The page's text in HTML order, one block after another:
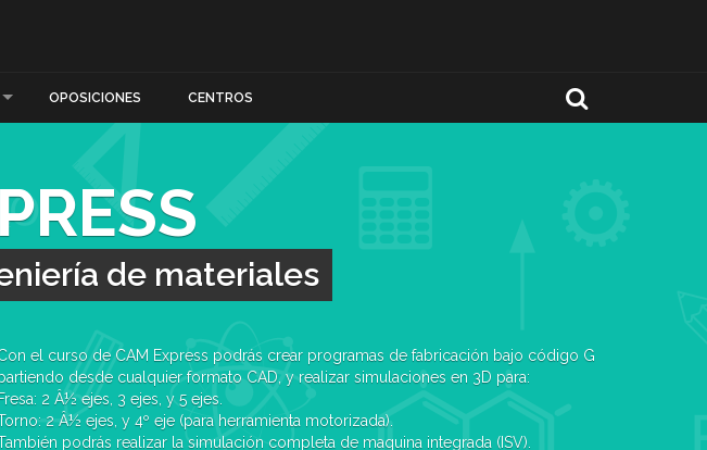
OPOSICIONES CENTROS
de materiales
el curso de CAM Express podrás crear programas de fabricación bajo código G
desde cualquier formato CAD, y realizar simulaciones en 3D para:
Fresa: 2 Â½ ejes, 3 ejes, y 5 ejes.
2 Â½ ejes, y 4º eje (para herramienta motorizada).
podrás realizar la simulación completa de maquina integrada (ISV).